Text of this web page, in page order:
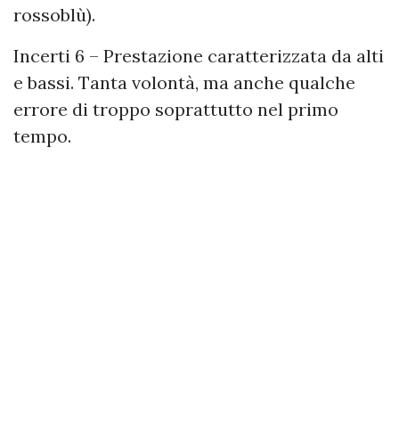
rossoblù).
Incerti 6 – Prestazione caratterizzata da alti
e bassi. Tanta volontà, ma anche qualche
errore di troppo soprattutto nel primo
tempo.